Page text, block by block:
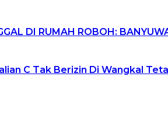
DI RUMAH ROBOH:
C Tak Berizin Di Wangkal